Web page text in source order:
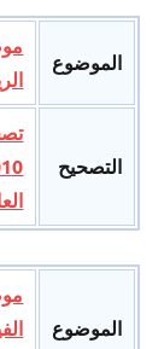
الموضوع
التصحيح
الموضوع